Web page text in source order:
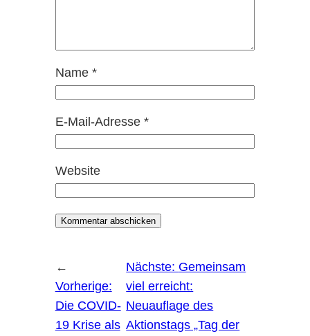
Name *
E-Mail-Adresse *
Website
←
Vorherige:
Die COVID-
19 Krise als
Nächste: Gemeinsam
viel erreicht:
Neuauflage des
Aktionstags „Tag der